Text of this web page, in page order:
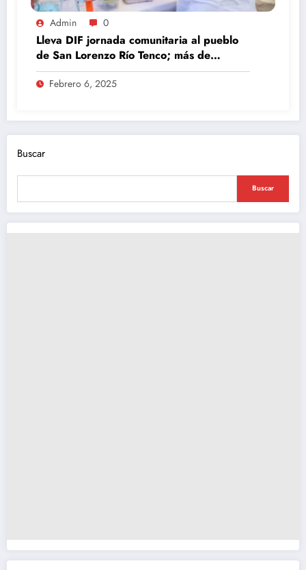
Admin 0
Lleva DIF jornada comunitaria al pueblo
de San Lorenzo Río Tenco; más de
doscientas personas beneficiadas con
servicios
Febrero 6, 2025
Buscar
Buscar